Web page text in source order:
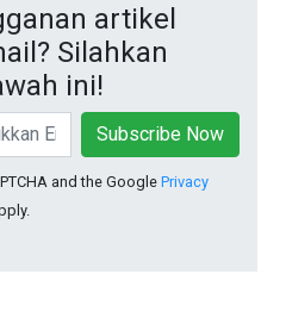
artikel
Silahkan
ini!
Subscribe Now
and the Google Privacy